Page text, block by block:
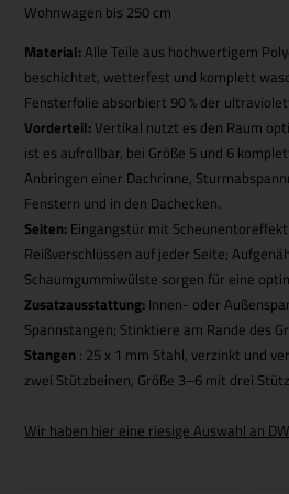
Wohnwagen bis 250 cm
Material:Alle Teile aus hochwertigem
beschichtet, wetterfest und komplett
Fensterfolie absorbiert 90 % der
Vorderteil:Vertikal nutzt es den Raum
ist es aufrollbar, bei Größe 5 und 6
Anbringen einer Dachrinne,
Fenstern und in den Dachecken.
Seiten: Eingangstür mit
Reißverschlüssen auf jeder Seite;
Schaumgummiwülste sorgen für eine
Zusatzausstattung: Innen- oder
Spannstangen; Stinktiere am Rande des
Stangen : 25 x 1 mm Stahl, verzinkt und
zwei Stützbeinen, Größe 3–6 mit drei
Wir haben hier eine riesige Auswahl an